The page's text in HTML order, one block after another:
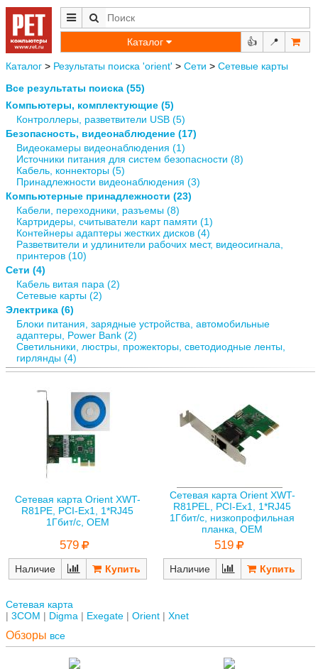
Каталог 👍 📍
Каталог > Результаты поиска 'orient' > Сети > Сетевые карты
Все результаты поиска (55)
Компьютеры, комплектующие (5)
Контроллеры, разветвители USB (5)
Безопасность, видеонаблюдение (17)
Видеокамеры видеонаблюдения (1)
Источники питания для систем безопасности (8)
Кабель, коннекторы (5)
Принадлежности видеонаблюдения (3)
Компьютерные принадлежности (23)
Кабели, переходники, разъемы (8)
Картридеры, считыватели карт памяти (1)
Контейнеры адаптеры жестких дисков (4)
Разветвители и удлинители рабочих мест, видеосигнала,
принтеров (10)
Сети (4)
Кабель витая пара (2)
Сетевые карты (2)
Электрика (6)
Блоки питания, зарядные устройства, автомобильные
адаптеры, Power Bank (2)
Светильники, люстры, прожекторы, светодиодные ленты,
гирлянды (4)
Сетевая карта Orient XWT-
R81PE, PCI-Ex1, 1*RJ45
1Гбит/с, OEM
579
Наличие
Сетевая карта Orient XWT-
R81PEL, PCI-Ex1, 1*RJ45
1Гбит/с, низкопрофильная
планка, OEM
519
Наличие
Сетевая карта
3COM
Digma Exegate Orient Xnet
Обзоры все